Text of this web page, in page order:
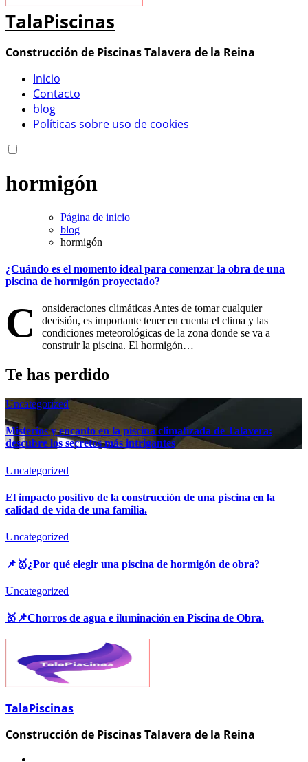
TalaPiscinas
Construcción de Piscinas Talavera de la Reina
Inicio
Contacto
blog
Políticas sobre uso de cookies
hormigón
Página de inicio
blog
hormigón
¿Cuándo es el momento ideal para comenzar la obra de una
piscina de hormigón proyectado?
C
onsideraciones climáticas Antes de tomar cualquier
decisión, es importante tener en cuenta el clima y las
condiciones meteorológicas de la zona donde se va a
construir la piscina. El hormigón…
Te has perdido
Uncategorized
Misterios y encanto en la piscina climatizada de Talavera:
descubre los secretos más intrigantes
Uncategorized
El impacto positivo de la construcción de una piscina en la
calidad de vida de una familia.
Uncategorized
📌🥇¿Por qué elegir una piscina de hormigón de obra?
Uncategorized
🥇📌Chorros de agua e iluminación en Piscina de Obra.
TalaPiscinas
Construcción de Piscinas Talavera de la Reina